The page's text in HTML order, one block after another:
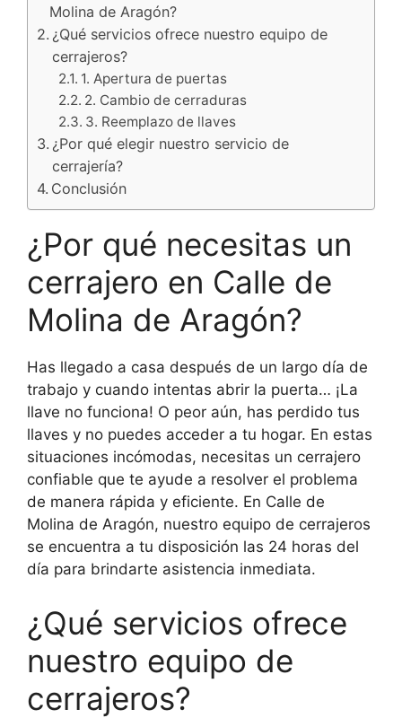
Molina de Aragón?
¿Qué servicios ofrece nuestro equipo de
cerrajeros?
1. Apertura de puertas
2. Cambio de cerraduras
3. Reemplazo de llaves
¿Por qué elegir nuestro servicio de
cerrajería?
Conclusión
¿Por qué necesitas un
cerrajero en Calle de
Molina de Aragón?
Has llegado a casa después de un largo día de
trabajo y cuando intentas abrir la puerta… ¡La
llave no funciona! O peor aún, has perdido tus
llaves y no puedes acceder a tu hogar. En estas
situaciones incómodas, necesitas un cerrajero
confiable que te ayude a resolver el problema
de manera rápida y eficiente. En Calle de
Molina de Aragón, nuestro equipo de cerrajeros
se encuentra a tu disposición las 24 horas del
día para brindarte asistencia inmediata.
¿Qué servicios ofrece
nuestro equipo de
cerrajeros?